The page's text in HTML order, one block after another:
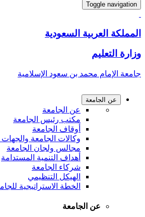
Toggle navigation
المملكة العربية السعودية
وزارة التعليم
جامعة الإمام محمد بن سعود الإسلامية
عن الجامعة
عن الجامعة
مكتب رئيس الجامعة
أوقاف الجامعة
وكالات الجامعة والجهات
مجالس ولجان الجامعة
أهداف التنمية المستدامة
شركاء الجامعة
الهيكل التنظيمي
الخطة الاستراتيجية
عن الجامعة